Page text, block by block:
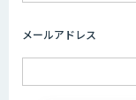
メールアドレス